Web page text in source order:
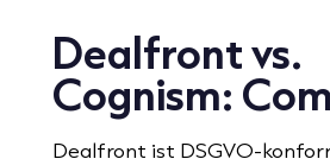
Dealfront vs.
Cognism:
Dealfront ist DSGVO-